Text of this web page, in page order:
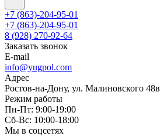
+7 (863)-204-95-01
+7 (863)-204-95-01
8 (928) 270-92-64
Заказать звонок
E-mail
info@yugpol.com
Адрес
Ростов-на-Дону, ул. Малиновского 48в
Режим работы
Пн-Пт: 9:00-19:00
Cб-Вс: 10:00-18:00
Мы в соцсетях